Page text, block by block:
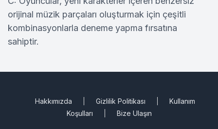
orijinal müzik parçaları oluşturmak için çeşitli
kombinasyonlarla deneme yapma fırsatına
sahiptir.
Hakkımızda Gizlilik Politikası
Kullanım
Koşulları
Bize Ulaşın